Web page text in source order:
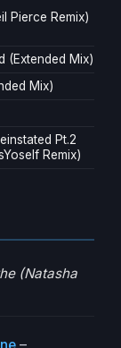
Pierce Remix)
(Extended Mix)
Mix)
Pt.2
Remix)
(Natasha